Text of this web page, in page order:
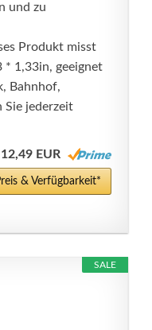
und zu
Produkt misst
* 1,33in, geeignet
Bahnhof,
Sie jederzeit
12,49 EUR
& Verfügbarkeit*
SALE